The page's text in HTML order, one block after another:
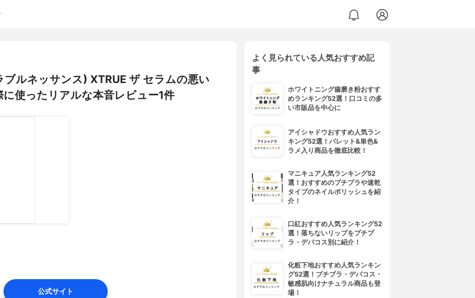
ルネッサンス) XTRUE ザ セラムの悪い
に使ったリアルな本音レビュー1件
公式サイト
よく見られている人気おすすめ記
事
ホワイトニング歯磨き粉おすす
めランキング52選！口コミの多
い市販品を中心に
アイシャドウおすすめ人気ラン
キング52選！パレット&単色&
ラメ入り商品を徹底比較！
マニキュア人気ランキング52
選！おすすめのプチプラや速乾
タイプのネイルポリッシュを紹
介！
口紅おすすめ人気ランキング52
選！落ちないリップをプチプ
ラ・デパコス別に紹介！
化粧下地おすすめ人気ランキン
グ52選！プチプラ・デパコス・
敏感肌向けナチュラル商品も登
場！